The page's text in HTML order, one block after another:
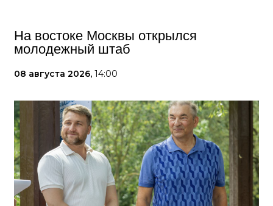
На востоке Москвы открылся
молодежный штаб
08 августа 2026, 14:00